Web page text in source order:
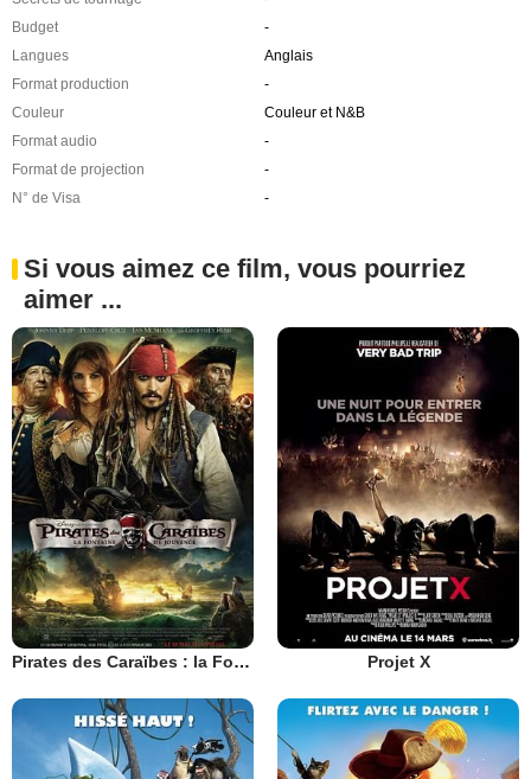
Budget
-
Langues
Anglais
Format production
-
Couleur
Couleur et N&B
Format audio
-
Format de projection
-
N° de Visa
-
Si vous aimez ce film, vous pourriez
aimer ...
Pirates des Caraïbes : la Fontaine de Jouvence Projet X